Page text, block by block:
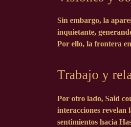
Sin embargo, la
inquietante,
Por ello, la frontera
Trabajo y
Por otro lado, Said
interacciones revelan
sentimientos hacia